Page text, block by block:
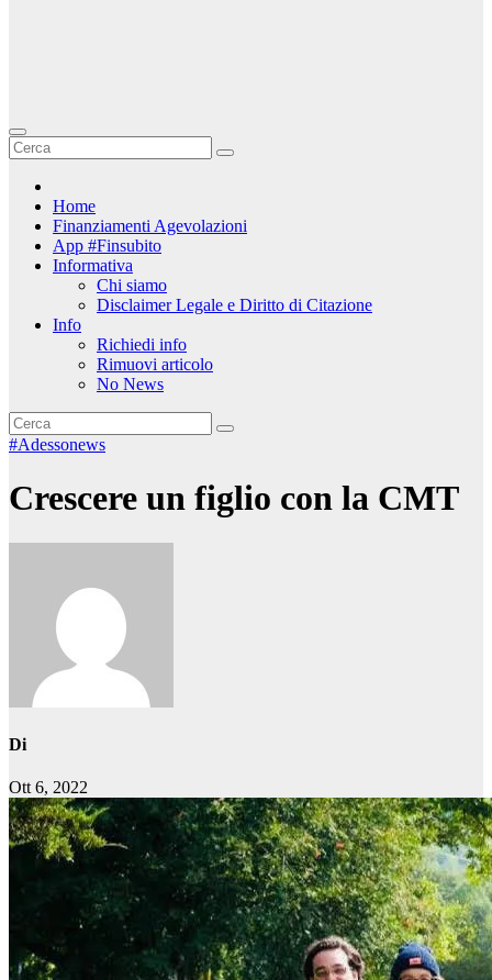
Home
Finanziamenti Agevolazioni
App #Finsubito
Informativa
Chi siamo
Disclaimer Legale e Diritto di Citazione
Info
Richiedi info
Rimuovi articolo
No News
#Adessonews
Crescere un figlio con la CMT
Di
Ott 6, 2022